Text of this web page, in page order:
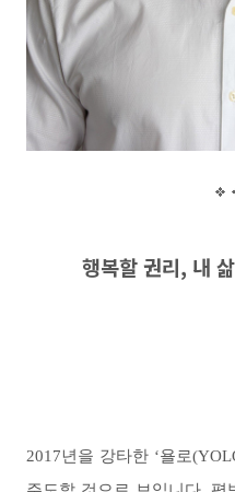
행복할 권리, 내
2017년을 강타한 ‘욜로